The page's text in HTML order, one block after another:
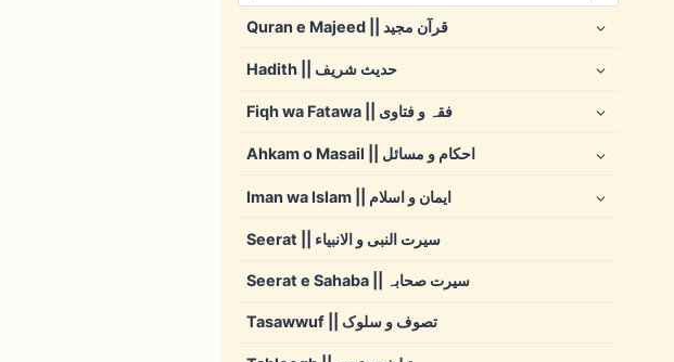
Quran e Majeed || قرآن مجید
Hadith || حدیث شریف
Fiqh wa Fatawa || فقہ و فتاوی
Ahkam o Masail || احکام و مسائل
Iman wa Islam || ایمان و اسلام
Seerat || سیرت النبی و الانبیاء
Seerat e Sahaba || سیرت صحابہ
Tasawwuf || تصوف و سلوک